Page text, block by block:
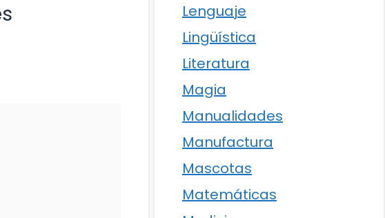
Lenguaje
Lingüística
Literatura
Magia
Manualidades
Manufactura
Mascotas
Matemáticas